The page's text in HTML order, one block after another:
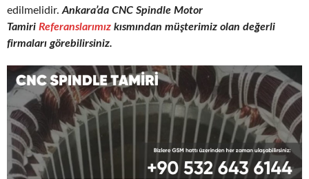
edilmelidir. Ankara’da CNC Spindle Motor
Tamiri Referanslarımız kısmından müşterimiz olan değerli
firmaları görebilirsiniz.